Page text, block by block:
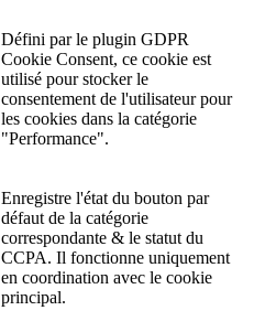
Défini par le plugin GDPR
Cookie Consent, ce cookie est
utilisé pour stocker le
consentement de l'utilisateur pour
les cookies dans la catégorie
"Performance".
Enregistre l'état du bouton par
défaut de la catégorie
correspondante & le statut du
CCPA. Il fonctionne uniquement
en coordination avec le cookie
principal.